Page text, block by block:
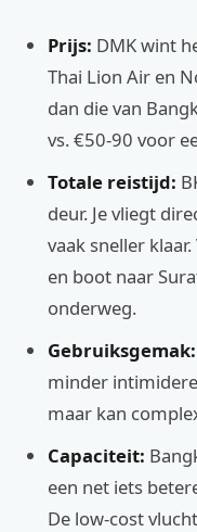
Prijs: DMK wint
Thai Lion Air en
dan die van
vs. €50-90 voor
Totale reistijd:
deur. Je vliegt
vaak sneller
en boot naar
onderweg.
Gebruiksgemak:
minder
maar kan
Capaciteit:
een net iets
De low-cost